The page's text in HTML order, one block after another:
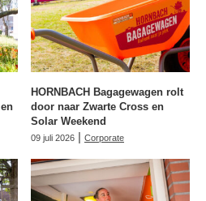
HORNBACH Bagagewagen rolt
door naar Zwarte Cross en
Solar Weekend
09 juli 2026 | Corporate